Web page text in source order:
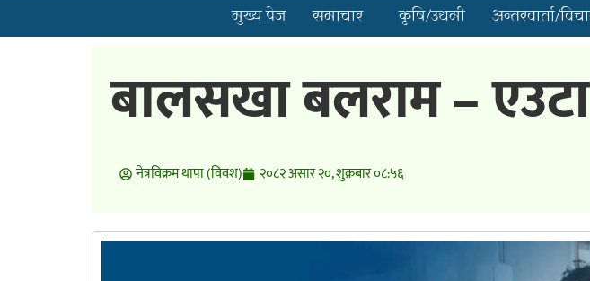
मुख्य पेज समाचार कृषि/उद्यमी अन्तरवार्ता/
बालसखा बलराम –
नेत्रविक्रम थापा (विवश) २०८२ असार २०, शुक्रबार ०८:५६